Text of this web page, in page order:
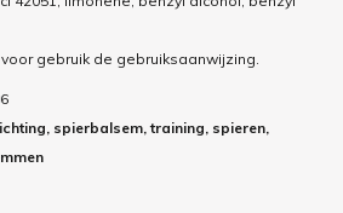
gebruik de gebruiksaanwijzing.
spierbalsem, training, spieren,